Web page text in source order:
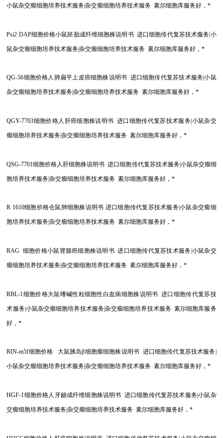
小鼠杂交瘤细胞培养技术服务|杂交瘤细胞培养技术服务 素尔细胞库服务好，*
Psi2 DAP细胞价格小鼠胚胎成纤维细胞株说明书 进口细胞传代复苏技术服务|小
鼠杂交瘤细胞培养技术服务|杂交瘤细胞培养技术服务 素尔细胞库服务好，*
QG-56细胞价格人肺扁平上皮癌细胞株说明书 进口细胞传代复苏技术服务|小鼠
杂交瘤细胞培养技术服务|杂交瘤细胞培养技术服务 素尔细胞库服务好，*
QGY-7703细胞价格人肝癌细胞株说明书 进口细胞传代复苏技术服务|小鼠杂交
瘤细胞培养技术服务|杂交瘤细胞培养技术服务 素尔细胞库服务好，*
QSG-7701细胞价格人肝细胞株说明书 进口细胞传代复苏技术服务|小鼠杂交瘤细
胞培养技术服务|杂交瘤细胞培养技术服务 素尔细胞库服务好，*
R 1610细胞价格仓鼠肺细胞株说明书 进口细胞传代复苏技术服务|小鼠杂交瘤细
胞培养技术服务|杂交瘤细胞培养技术服务 素尔细胞库服务好，*
RAG 细胞价格小鼠肾腺癌细胞株说明书 进口细胞传代复苏技术服务|小鼠杂交
瘤细胞培养技术服务|杂交瘤细胞培养技术服务 素尔细胞库服务好，*
RBL-1 细胞价格大鼠嗜碱性粒细胞性白血病细胞株说明书 进口细胞传代复苏技
术服务|小鼠杂交瘤细胞培养技术服务|杂交瘤细胞培养技术服务 素尔细胞库服务
好，*
RIN-m5f细胞价格 大鼠胰岛β细胞瘤细胞株说明书 进口细胞传代复苏技术服务|
小鼠杂交瘤细胞培养技术服务|杂交瘤细胞培养技术服务 素尔细胞库服务好，*
HGF-1细胞价格人牙龈成纤维细胞株说明书 进口细胞传代复苏技术服务|小鼠杂
交瘤细胞培养技术服务|杂交瘤细胞培养技术服务 素尔细胞库服务好，*